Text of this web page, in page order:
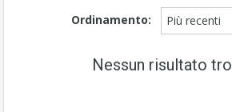
Ordinamento: Più recenti
Nessun risultato